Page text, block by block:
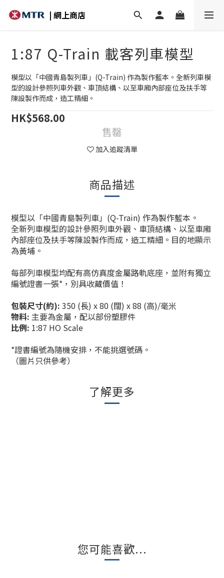
| 網上商店
1:87 Q-Train 載客列車模型
模型以「中國青島製列車」(Q-Train) 作為製作藍本。全新列車模
型的設計參照列車外觀、車頂結構、以至車廂內部座位及扶手等
陳設製作而成，造工精細。
HK$568.00
售罄
加入追蹤清單
商品描述
模型以「中國青島製列車」(Q-Train) 作為製作藍本。
全新列車模型的設計參照列車外觀、車頂結構、以至車廂
內部座位及扶手等陳設製作而成，造工精細。目的地顯示
為黃埔。
每部列車模型均配有高仿真度金屬路軌底座，並附有獨立
編號證書一張*，別具收藏價值！
包裝尺寸(約): 350 (長) x 80 (闊) x 88 (高)/毫米
物料: 主要為金屬，配以部份塑膠件
比例: 1:87 HO Scale
*證書編號為隨機安排，不能挑選號碼。
（圖片只供參考）
了解更多
您可能喜歡...